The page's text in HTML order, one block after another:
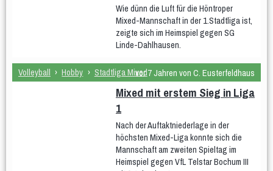
Stadtliga Mixed Mixed
weibliche Jugend
männliche Jugend Mixed
Damen 5 Quereinsteiger
Stadtliga Herren mU20 (PSV) mU18
mU12 wU15
Wie dünn die Luft für die Höntroper
Mixed-Mannschaft in der 1.Stadtliga ist,
zeigte sich im Heimspiel gegen SG
Linde-Dahlhausen.
Volleyball › Hobby › Stadtliga Mixedvor 7 Jahren von C. Eusterfeldhaus
Mixed mit erstem Sieg in Liga
1
Nach der Auftaktniederlage in der
höchsten Mixed-Liga konnte sich die
Mannschaft am zweiten Spieltag im
Heimspiel gegen VfL Telstar Bochum III